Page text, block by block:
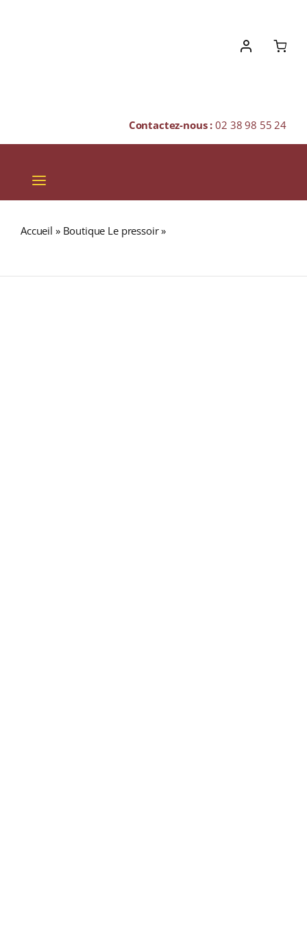
Contactez-nous :02 38 98 55 24
Toggle
Navigation
SPIRITUEUX
Accueil » Boutique Le pressoir»